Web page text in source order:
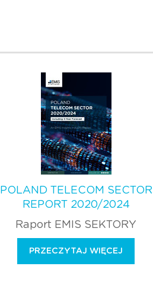
POLAND TELECOM SECTOR
REPORT 2020/2024
Raport EMIS SEKTORY
PRZECZYTAJ WIĘCEJ